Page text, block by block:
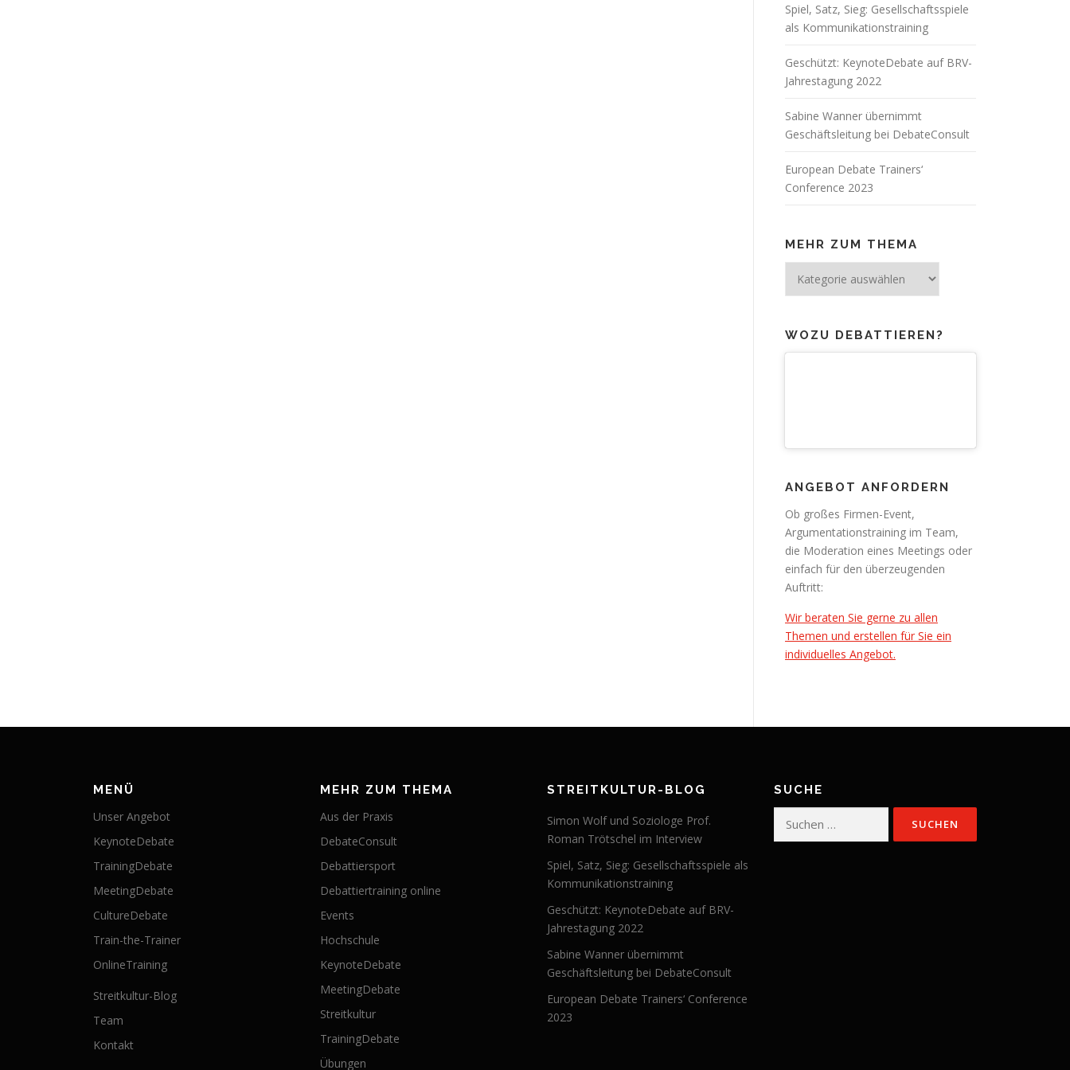
Spiel, Satz, Sieg: Gesellschaftsspiele
als Kommunikationstraining
Geschützt: KeynoteDebate auf BRV-
Jahrestagung 2022
Sabine Wanner übernimmt
Geschäftsleitung bei DebateConsult
European Debate Trainers‘
Conference 2023
MEHR ZUM THEMA
zum
WOZU DEBATTIEREN?
ANGEBOT ANFORDERN
Ob großes Firmen-Event,
Argumentationstraining im Team,
die Moderation eines Meetings oder
einfach für den überzeugenden
Auftritt:
Wir beraten Sie gerne zu allen
Themen und erstellen für Sie ein
individuelles Angebot.
MENÜ
Unser Angebot
KeynoteDebate
TrainingDebate
MeetingDebate
CultureDebate
Train-the-Trainer
OnlineTraining
Streitkultur-Blog
Team
Kontakt
MEHR ZUM THEMA
Aus der Praxis
DebateConsult
Debattiersport
Debattiertraining online
Events
Hochschule
KeynoteDebate
MeetingDebate
Streitkultur
TrainingDebate
Übungen
STREITKULTUR-BLOG
Simon Wolf und Soziologe Prof.
Roman Trötschel im Interview
Spiel, Satz, Sieg: Gesellschaftsspiele als
Kommunikationstraining
Geschützt: KeynoteDebate auf BRV-
Jahrestagung 2022
Sabine Wanner übernimmt
Geschäftsleitung bei DebateConsult
European Debate Trainers‘ Conference
2023
SUCHE
nach: